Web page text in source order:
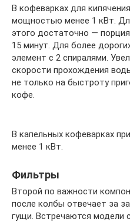
В кофеварках для
мощностью менее 1 кВт.
этого достаточно —
15 минут. Для более
элемент с 2 спиралями.
скорости прохождения
не только на быстроту
кофе.
В капельных кофеварках
менее 1 кВт.
Фильтры
Второй по важности
после колбы отвечает за
гущи. Встречаются модели